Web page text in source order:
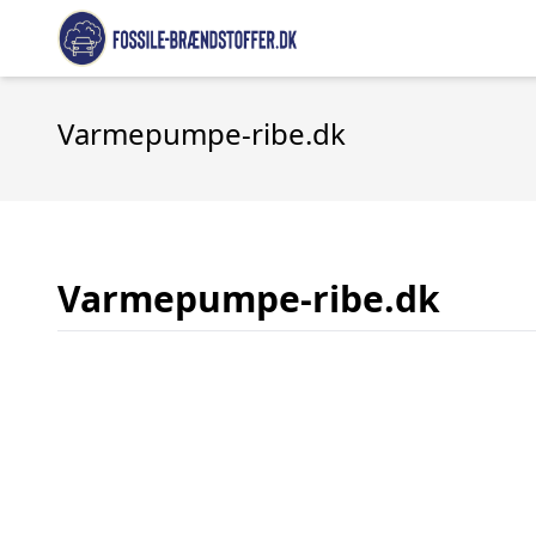
Varmepumpe-ribe.dk
Varmepumpe-ribe.dk